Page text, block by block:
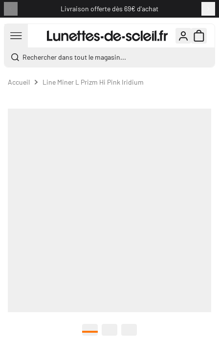
Livraison offerte dès 69€ d'achat
Rechercher dans tout le magasin...
Accueil Line Miner L Prizm Hi Pink Iridium